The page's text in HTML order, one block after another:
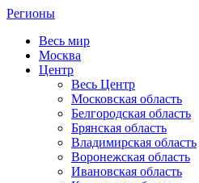
Регионы
Весь мир
Москва
Центр
Весь Центр
Московская область
Белгородская область
Брянская область
Владимирская область
Воронежская область
Ивановская область